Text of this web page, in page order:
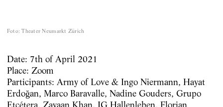
Foto: Theater Neumarkt Zürich
Date: 7th of April 2021
Place: Zoom
Participants: Army of Love & Ingo Niermann, Hayat
Erdoğan, Marco Baravalle, Nadine Gouders, Grupo
Etcétera, Zayaan Khan, IG Hallenleben, Florian